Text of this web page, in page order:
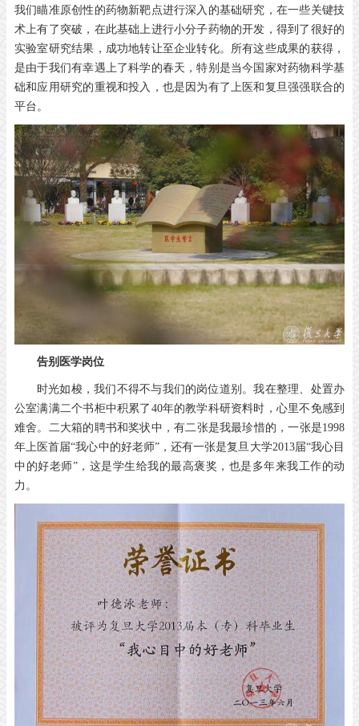
我们瞄准原创性的药物新靶点进行深入的基础研究，在一些关键技
术上有了突破，在此基础上进行小分子药物的开发，得到了很好的
实验室研究结果，成功地转让至企业转化。所有这些成果的获得，
是由于我们有幸遇上了科学的春天，特别是当今国家对药物科学基
础和应用研究的重视和投入，也是因为有了上医和复旦强强联合的
平台。
告别医学岗位
时光如梭，我们不得不与我们的岗位道别。我在整理、处置办
公室满满二个书柜中积累了40年的教学科研资料时，心里不免感到
难舍。二大箱的聘书和奖状中，有二张是我最珍惜的，一张是1998
年上医首届“我心中的好老师”，还有一张是复旦大学2013届“我心目
中的好老师”，这是学生给我的最高褒奖，也是多年来我工作的动
力。